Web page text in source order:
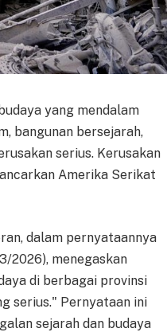
yang mendalam
bangunan bersejarah,
serius. Kerusakan
Amerika Serikat
dalam pernyataannya
2026), menegaskan
di berbagai provinsi
serius." Pernyataan ini
sejarah dan budaya